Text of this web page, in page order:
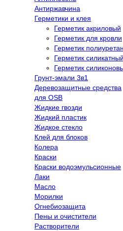
Антиржавчина
Герметики и клея
Герметик акриловый
Герметик для кровли
Герметик
Герметик силикатный
Герметик
Грунт-эмали 3в1
Деревозащитные средства
для OSB
Жидкие гвозди
Жидкий пластик
Жидкое стекло
Клей для блоков
Колера
Краски
Краски водоэмульсионные
Лаки
Масло
Морилки
Огнебиозащита
Пены и очистители
Растворители